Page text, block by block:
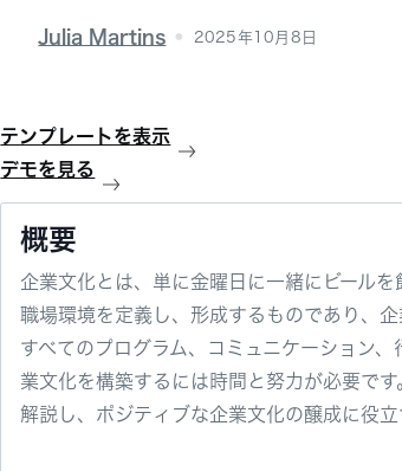
Julia Martins 2025年10月8日
テンプレートを表示
デモを見る
概要
企業文化とは、単に金曜日に一緒にビール
職場環境を定義し、形成するものであり、
すべてのプログラム、コミュニケーション
業文化を構築するには時間と努力が必要で
解説し、ポジティブな企業文化の醸成に役